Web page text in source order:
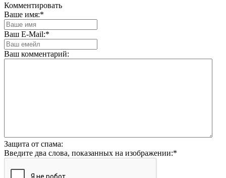
Комментировать
Ваше имя:*
Ваш E-Mail:*
Ваш комментарий:
Защита от спама:
Введите два слова, показанных на изображении:*